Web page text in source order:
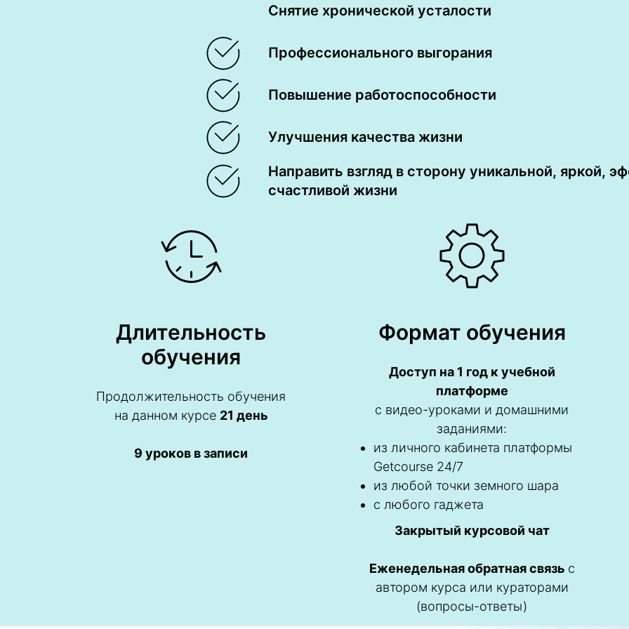
Снятие хронической усталости
Профессионального выгорания
Повышение работоспособности
Улучшения качества жизни
Направить взгляд в сторону уникальной, яркой,
счастливой жизни
Длительность
обучения
Продолжительность обучения
на данном курсе 21 день
9 уроков в записи
Формат обучения
Доступ на 1 год к учебной
платформе
с видео-уроками и домашними
заданиями:
из личного кабинета платформы
Getcourse 24/7
из любой точки земного шара
с любого гаджета
Закрытый курсовой чат
Еженедельная обратная связь с
автором курса или кураторами
(вопросы-ответы)